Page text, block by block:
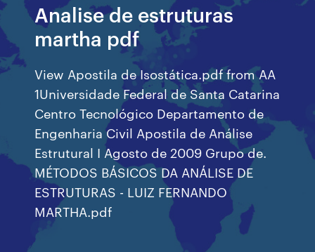
Analise de estruturas
martha pdf
View Apostila de Isostática.pdf from AA
1Universidade Federal de Santa Catarina
Centro Tecnológico Departamento de
Engenharia Civil Apostila de Análise
Estrutural I Agosto de 2009 Grupo de.
MÉTODOS BÁSICOS DA ANÁLISE DE
ESTRUTURAS - LUIZ FERNANDO
MARTHA.pdf